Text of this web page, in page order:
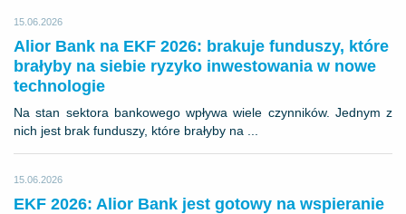
15.06.2026
Alior Bank na EKF 2026: brakuje funduszy, które
brałyby na siebie ryzyko inwestowania w nowe
technologie
Na stan sektora bankowego wpływa wiele czynników. Jednym z
nich jest brak funduszy, które brałyby na ...
15.06.2026
EKF 2026: Alior Bank jest gotowy na wspieranie